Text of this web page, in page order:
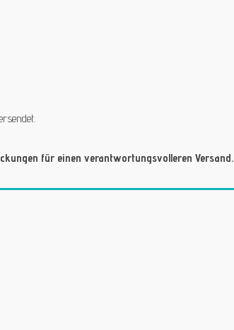
für einen verantwortungsvolleren Versand.